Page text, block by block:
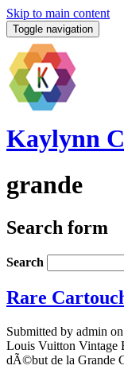
Skip to main content
Toggle navigation
Kaylynn
grande
Search form
Search
Rare
Submitted by admin
Louis Vuitton Vintage
dÃ©but de la Grande